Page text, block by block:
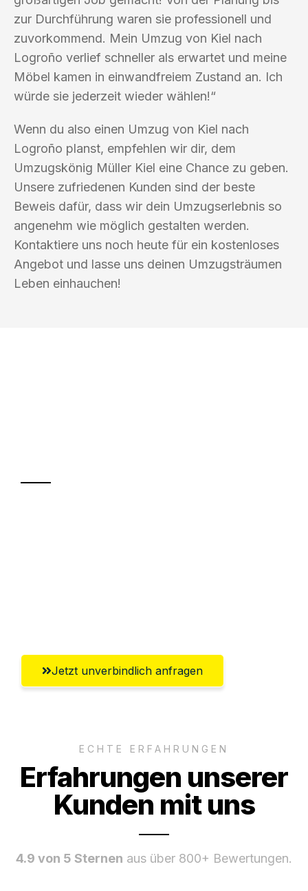
zur Durchführung waren sie professionell und
zuvorkommend. Mein Umzug von Kiel nach
Logroño verlief schneller als erwartet und meine
Möbel kamen in einwandfreiem Zustand an. Ich
würde sie jederzeit wieder wählen!“
Wenn du also einen Umzug von Kiel nach
Logroño planst, empfehlen wir dir, dem
Umzugskönig Müller Kiel eine Chance zu geben.
Unsere zufriedenen Kunden sind der beste
Beweis dafür, dass wir dein Umzugserlebnis so
angenehm wie möglich gestalten werden.
Kontaktiere uns noch heute für ein kostenloses
Angebot und lasse uns deinen Umzugsträumen
Leben einhauchen!
Jetzt unverbindlich anfragen
ECHTE ERFAHRUNGEN
Erfahrungen unserer
Kunden mit uns
4.9 von 5 Sternen aus über 800+ Bewertungen.